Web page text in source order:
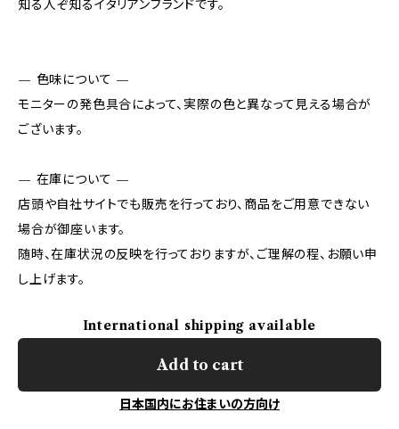
知る人ぞ知るイタリアンブランドです。
— 色味について —
モニターの発色具合によって、実際の色と異なって見える場合が
ございます。
— 在庫について —
店頭や自社サイトでも販売を行っており、商品をご用意できない
場合が御座います。
随時、在庫状況の反映を行っておりますが、ご理解の程、お願い申
し上げます。
International shipping available
Add to cart
日本国内にお住まいの方向け